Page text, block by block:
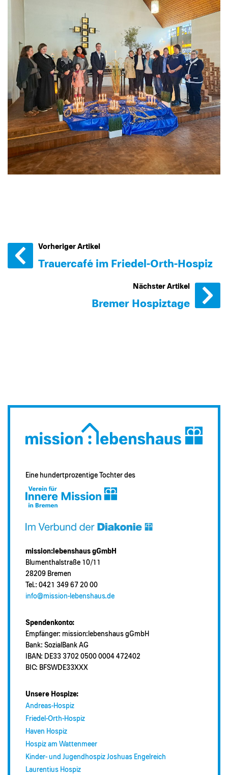
Vorheriger Artikel
Trauercafé im Friedel-Orth-Hospiz
Nächster Artikel
Bremer Hospiztage
Eine hundertprozentige Tochter des
mission:lebenshaus gGmbH
Blumenthalstraße 10/11
28209 Bremen
Tel.: 0421 349 67 20 00
info@mission-lebenshaus.de
Spendenkonto:
Empfänger: mission:lebenshaus gGmbH
Bank: SozialBank AG
IBAN: DE33 3702 0500 0004 472402
BIC: BFSWDE33XXX
Unsere Hospize:
Andreas-Hospiz
Friedel-Orth-Hospiz
Haven Hospiz
Hospiz am Wattenmeer
Kinder- und Jugendhospiz Joshuas Engelreich
Laurentius Hospiz